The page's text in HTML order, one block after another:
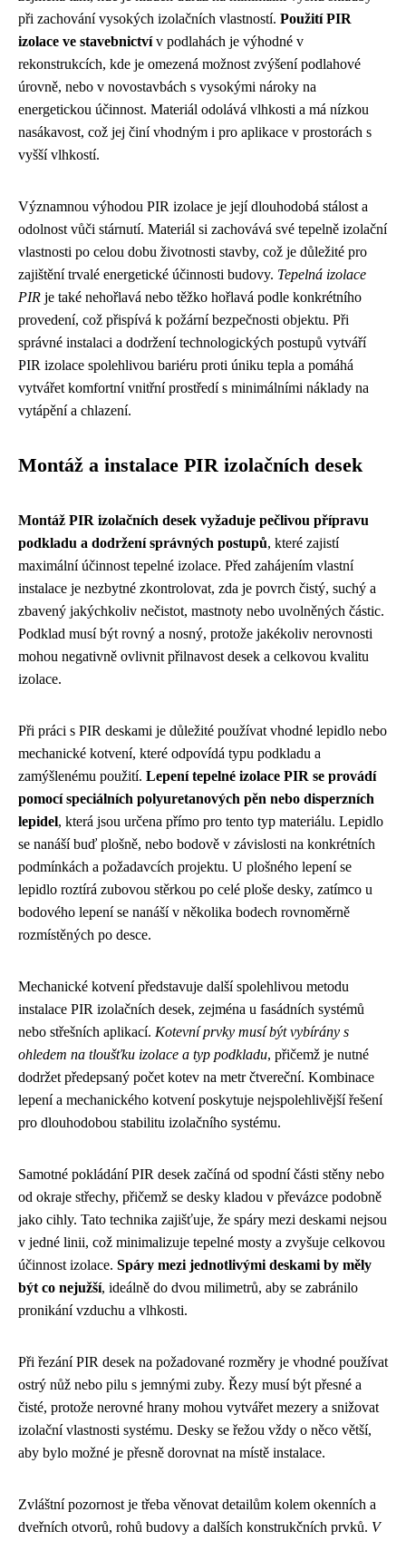
při zachování vysokých izolačních vlastností. Použití PIR
izolace ve stavebnictvív podlahách je výhodné v
rekonstrukcích, kde je omezená možnost zvýšení podlahové
úrovně, nebo v novostavbách s vysokými nároky na
energetickou účinnost. Materiál odolává vlhkosti a má nízkou
nasákavost, což jej činí vhodným i pro aplikace v prostorách s
vyšší vlhkostí.
Významnou výhodou PIR izolace je její dlouhodobá stálost a
odolnost vůči stárnutí. Materiál si zachovává své tepelně izolační
vlastnosti po celou dobu životnosti stavby, což je důležité pro
zajištění trvalé energetické účinnosti budovy. Tepelná izolace
PIR je také nehořlavá nebo těžko hořlavá podle konkrétního
provedení, což přispívá k požární bezpečnosti objektu. Při
správné instalaci a dodržení technologických postupů vytváří
PIR izolace spolehlivou bariéru proti úniku tepla a pomáhá
vytvářet komfortní vnitřní prostředí s minimálními náklady na
vytápění a chlazení.
Montáž a instalace PIR izolačních desek
Montáž PIR izolačních desek vyžaduje pečlivou přípravu
podkladu a dodržení správných postupů, které zajistí
maximální účinnost tepelné izolace. Před zahájením vlastní
instalace je nezbytné zkontrolovat, zda je povrch čistý, suchý a
zbavený jakýchkoliv nečistot, mastnoty nebo uvolněných částic.
Podklad musí být rovný a nosný, protože jakékoliv nerovnosti
mohou negativně ovlivnit přilnavost desek a celkovou kvalitu
izolace.
Při práci s PIR deskami je důležité používat vhodné lepidlo nebo
mechanické kotvení, které odpovídá typu podkladu a
zamýšlenému použití. Lepení tepelné izolace PIR se provádí
pomocí speciálních polyuretanových pěn nebo disperzních
lepidel, která jsou určena přímo pro tento typ materiálu. Lepidlo
se nanáší buď plošně, nebo bodově v závislosti na konkrétních
podmínkách a požadavcích projektu. U plošného lepení se
lepidlo roztírá zubovou stěrkou po celé ploše desky, zatímco u
bodového lepení se nanáší v několika bodech rovnoměrně
rozmístěných po desce.
Mechanické kotvení představuje další spolehlivou metodu
instalace PIR izolačních desek, zejména u fasádních systémů
nebo střešních aplikací. Kotevní prvky musí být vybírány s
ohledem na tloušťku izolace a typ podkladu, přičemž je nutné
dodržet předepsaný počet kotev na metr čtvereční. Kombinace
lepení a mechanického kotvení poskytuje nejspolehlivější řešení
pro dlouhodobou stabilitu izolačního systému.
Samotné pokládání PIR desek začíná od spodní části stěny nebo
od okraje střechy, přičemž se desky kladou v převázce podobně
jako cihly. Tato technika zajišťuje, že spáry mezi deskami nejsou
v jedné linii, což minimalizuje tepelné mosty a zvyšuje celkovou
účinnost izolace. Spáry mezi jednotlivými deskami by měly
být co nejužší, ideálně do dvou milimetrů, aby se zabránilo
pronikání vzduchu a vlhkosti.
Při řezání PIR desek na požadované rozměry je vhodné používat
ostrý nůž nebo pilu s jemnými zuby. Řezy musí být přesné a
čisté, protože nerovné hrany mohou vytvářet mezery a snižovat
izolační vlastnosti systému. Desky se řežou vždy o něco větší,
aby bylo možné je přesně dorovnat na místě instalace.
Zvláštní pozornost je třeba věnovat detailům kolem okenních a
dveřních otvorů, rohů budovy a dalších konstrukčních prvků. V